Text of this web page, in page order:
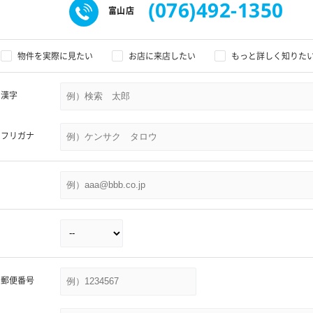
富山店 (076)492-1350
物件を実際に見たい お店に来店したい もっと詳しく知りた
漢字
フリガナ
郵便番号